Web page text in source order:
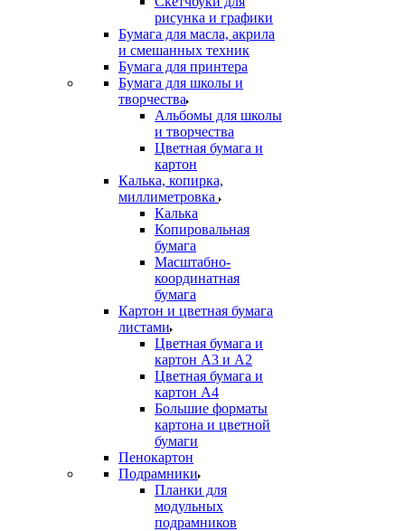
рисунка и графики
Бумага для масла, акрила
и смешанных техник
Бумага для принтера
Бумага для школы и
творчества
Альбомы для школы
и творчества
Цветная бумага и
картон
Калька, копирка,
миллиметровка
Калька
Копировальная
бумага
Масштабно-
координатная
бумага
Картон и цветная бумага
листами
Цветная бумага и
картон А3 и А2
Цветная бумага и
картон А4
Большие форматы
картона и цветной
бумаги
Пенокартон
Подрамники
Планки для
модульных
подрамников